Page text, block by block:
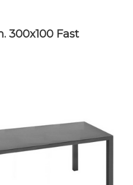
300x100 Fast